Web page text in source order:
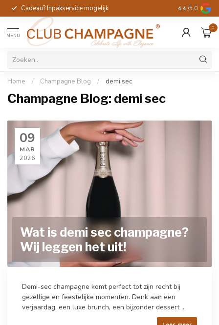
Cadeau? Inpakservice mogelijk Gratis
4.4 /5.0
MENU
0
Home / Champagne Blog / demi sec
Champagne Blog: demi sec
09
MAR
2026
Wat is demi sec champagne?
Wij leggen het uit!
Demi-sec champagne komt perfect tot zijn recht bij
gezellige en feestelijke momenten. Denk aan een
verjaardag, een luxe brunch, een bijzonder dessert ...